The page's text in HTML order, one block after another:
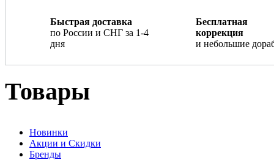
Быстрая доставка
по России и СНГ за 1-4
дня
Бесплатная
коррекция
и небольшие
Товары
Новинки
Акции и Скидки
Бренды